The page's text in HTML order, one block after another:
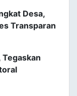
Desa,
Transparan
Tegaskan